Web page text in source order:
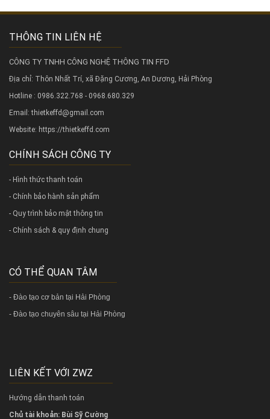
THÔNG TIN LIÊN HỆ
CÔNG TY TNHH CÔNG NGHỆ THÔNG TIN FFD
Địa chỉ: Thôn Nhất Trí, xã Đặng Cương, An Dương, Hải Phòng
Hotline : 0986.322.768 - 0968.680.329
Email: thietkeffd@gmail.com
Website: https://thietkeffd.com
CHÍNH SÁCH CÔNG TY
- Hình thức thanh toán
- Chính bảo hành sản phẩm
- Quy trình bảo mật thông tin
- Chính sách & quy định chung
CÓ THỂ QUAN TÂM
- Đào tạo cơ bản tại Hải Phòng
- Đào tạo chuyên sâu tại Hải Phòng
LIÊN KẾT VỚI ZWZ
Hướng dẫn thanh toán
Chủ tài khoản: Bùi Sỹ Cường